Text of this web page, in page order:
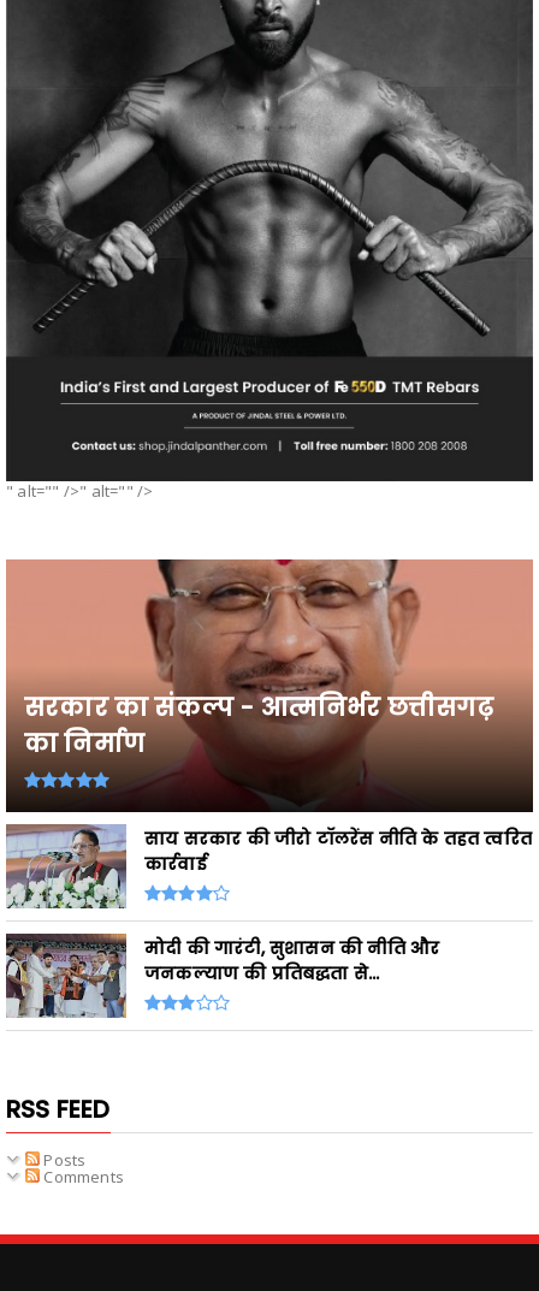
" alt="" />" alt="" />
सरकार का संकल्प - आत्मनिर्भर छत्तीसगढ़
का निर्माण
साय सरकार की जीरो टॉलरेंस नीति के तहत त्वरित
कार्रवाई
मोदी की गारंटी, सुशासन की नीति और
जनकल्याण की प्रतिबद्धता से...
RSS FEED
Posts
Comments